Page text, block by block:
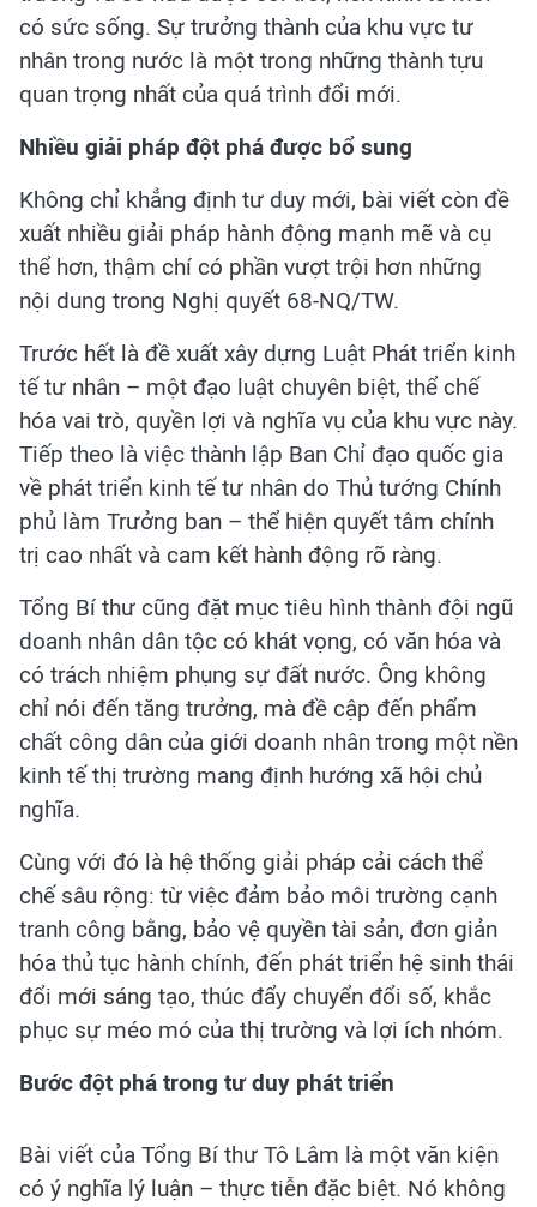
có sức sống. Sự trưởng thành của khu vực tư
nhân trong nước là một trong những thành tựu
quan trọng nhất của quá trình đổi mới.
Nhiều giải pháp đột phá được bổ sung
Không chỉ khẳng định tư duy mới, bài viết còn đề
xuất nhiều giải pháp hành động mạnh mẽ và cụ
thể hơn, thậm chí có phần vượt trội hơn những
nội dung trong Nghị quyết 68-NQ/TW.
Trước hết là đề xuất xây dựng Luật Phát triển kinh
tế tư nhân – một đạo luật chuyên biệt, thể chế
hóa vai trò, quyền lợi và nghĩa vụ của khu vực này.
Tiếp theo là việc thành lập Ban Chỉ đạo quốc gia
về phát triển kinh tế tư nhân do Thủ tướng Chính
phủ làm Trưởng ban – thể hiện quyết tâm chính
trị cao nhất và cam kết hành động rõ ràng.
Tổng Bí thư cũng đặt mục tiêu hình thành đội ngũ
doanh nhân dân tộc có khát vọng, có văn hóa và
có trách nhiệm phụng sự đất nước. Ông không
chỉ nói đến tăng trưởng, mà đề cập đến phẩm
chất công dân của giới doanh nhân trong một nền
kinh tế thị trường mang định hướng xã hội chủ
nghĩa.
Cùng với đó là hệ thống giải pháp cải cách thể
chế sâu rộng: từ việc đảm bảo môi trường cạnh
tranh công bằng, bảo vệ quyền tài sản, đơn giản
hóa thủ tục hành chính, đến phát triển hệ sinh thái
đổi mới sáng tạo, thúc đẩy chuyển đổi số, khắc
phục sự méo mó của thị trường và lợi ích nhóm.
Bước đột phá trong tư duy phát triển
Bài viết của Tổng Bí thư Tô Lâm là một văn kiện
có ý nghĩa lý luận – thực tiễn đặc biệt. Nó không